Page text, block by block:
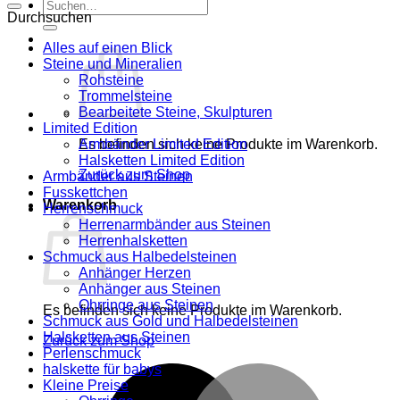
Suche
nach:
Es befinden sich keine Produkte im Warenkorb.
Zurück zum Shop
Warenkorb
Es befinden sich keine Produkte im Warenkorb.
Zurück zum Shop
Durchsuchen
Alles auf einen Blick
Steine und Mineralien
Rohsteine
Trommelsteine
Bearbeitete Steine, Skulpturen
Limited Edition
Armbänder Limited Edition
Halsketten Limited Edition
Armbänder aus Steinen
Fusskettchen
Herrenschmuck
Herrenarmbänder aus Steinen
Herrenhalsketten
Schmuck aus Halbedelsteinen
Anhänger Herzen
Anhänger aus Steinen
Ohrringe aus Steinen
Schmuck aus Gold und Halbedelsteinen
Halsketten aus Steinen
Perlenschmuck
halskette für babys
Kleine Preise